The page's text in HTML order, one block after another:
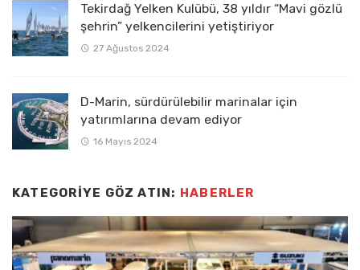
Tekirdağ Yelken Kulübü, 38 yıldır “Mavi gözlü
şehrin” yelkencilerini yetiştiriyor
27 Ağustos 2024
D-Marin, sürdürülebilir marinalar için
yatırımlarına devam ediyor
16 Mayıs 2024
KATEGORIYE GÖZ ATIN: HABERLER